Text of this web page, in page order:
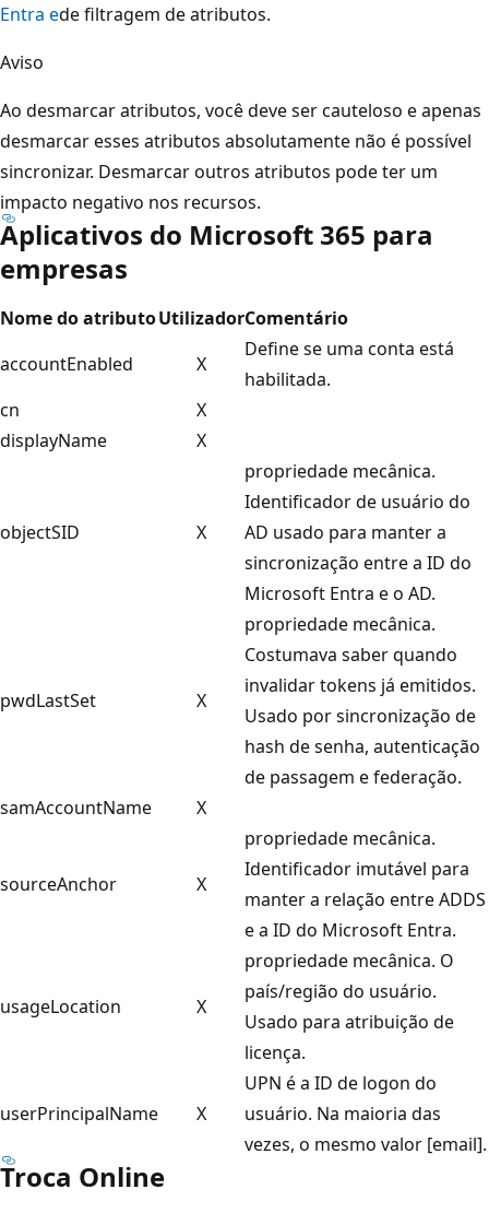
Entra ede filtragem de atributos.
Aviso
Ao desmarcar atributos, você deve ser cauteloso e apenas
desmarcar esses atributos absolutamente não é possível
sincronizar. Desmarcar outros atributos pode ter um
impacto negativo nos recursos.
Aplicativos do Microsoft 365 para
empresas
Nome do atributoUtilizadorComentário
accountEnabled
X
Define se uma conta está
habilitada.
cn
X
displayName
X
objectSID X
propriedade mecânica.
Identificador de usuário do
AD usado para manter a
sincronização entre a ID do
Microsoft Entra e o AD.
pwdLastSet X
propriedade mecânica.
Costumava saber quando
invalidar tokens já emitidos.
Usado por sincronização de
hash de senha, autenticação
de passagem e federação.
samAccountName
X
sourceAnchor X
propriedade mecânica.
Identificador imutável para
manter a relação entre ADDS
e a ID do Microsoft Entra.
usageLocation X
propriedade mecânica. O
país/região do usuário.
Usado para atribuição de
licença.
userPrincipalName X
UPN é a ID de logon do
usuário. Na maioria das
vezes, o mesmo valor [email].
Troca Online